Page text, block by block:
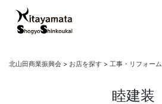
北山田商業振興会 > お店を探す > 工事・リフォー
睦建装